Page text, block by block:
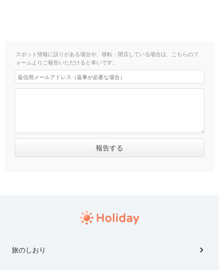
スポット情報に誤りがある場合や、移転・閉店している場合は、こちらのフ
ォームよりご報告いただけると幸いです。
旅のしおり